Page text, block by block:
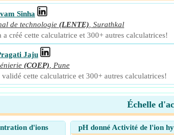
Sinha
de technologie (LENTE) Surathkal
a créé cette calculatrice et 300+ autres calculatrices!
Jaju
(COEP)
Pune
validé cette calculatrice et 300+ autres calculatrices!
Échelle
d'ions
pH donné Activité de l'ion